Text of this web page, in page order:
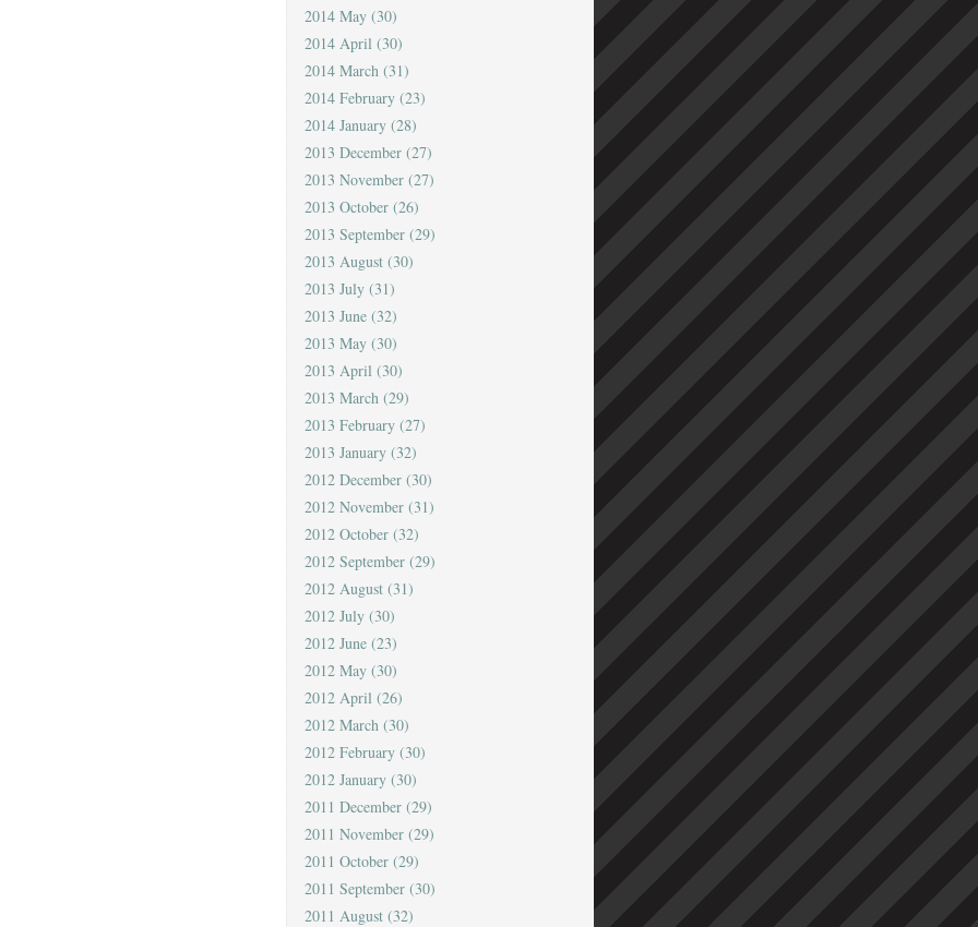
2014 May (30)
2014 April (30)
2014 March (31)
2014 February (23)
2014 January (28)
2013 December (27)
2013 November (27)
2013 October (26)
2013 September (29)
2013 August (30)
2013 July (31)
2013 June (32)
2013 May (30)
2013 April (30)
2013 March (29)
2013 February (27)
2013 January (32)
2012 December (30)
2012 November (31)
2012 October (32)
2012 September (29)
2012 August (31)
2012 July (30)
2012 June (23)
2012 May (30)
2012 April (26)
2012 March (30)
2012 February (30)
2012 January (30)
2011 December (29)
2011 November (29)
2011 October (29)
2011 September (30)
2011 August (32)